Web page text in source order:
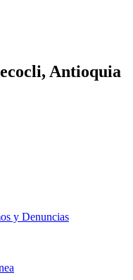
Antioquia
y Denuncias